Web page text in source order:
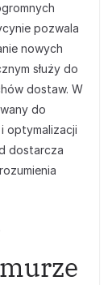
pozwala
nowych
służy do
dostaw. W
do
optymalizacji
dostarcza